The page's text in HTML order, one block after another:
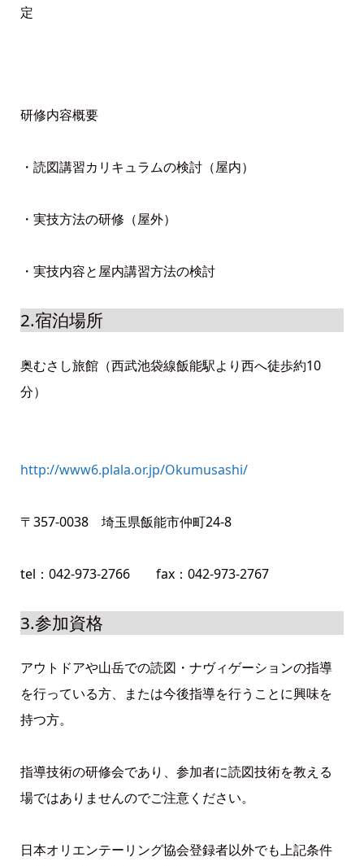
定
研修内容概要
・読図講習カリキュラムの検討（屋内）
・実技方法の研修（屋外）
・実技内容と屋内講習方法の検討
2.宿泊場所
奥むさし旅館（西武池袋線飯能駅より西へ徒歩約10
分）
http://www6.plala.or.jp/Okumusashi/
〒357-0038 埼玉県飯能市仲町24-8
tel：042-973-2766 fax：042-973-2767
3.参加資格
アウトドアや山岳での読図・ナヴィゲーションの指導
を行っている方、または今後指導を行うことに興味を
持つ方。
指導技術の研修会であり、参加者に読図技術を教える
場ではありませんのでご注意ください。
日本オリエンテーリング協会登録者以外でも上記条件